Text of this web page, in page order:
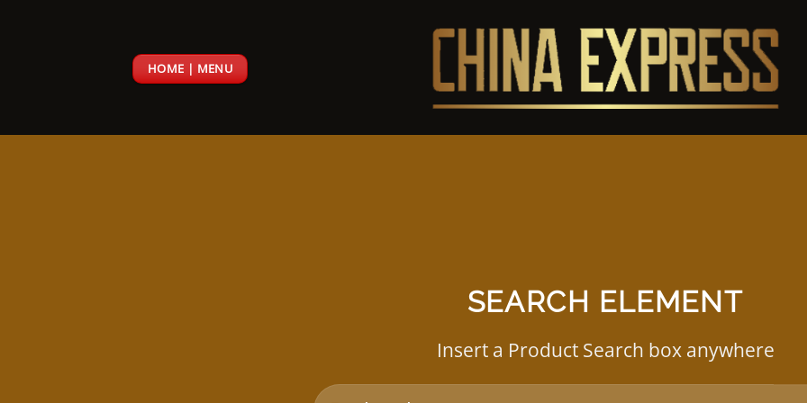
HOME | MENU
SEARCH ELEMENT
Insert a Product Search box anywhere